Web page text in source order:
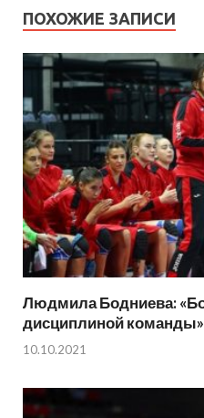
ПОХОЖИЕ ЗАПИСИ
Людмила Бодниева:
дисциплиной команды»
10.10.2021